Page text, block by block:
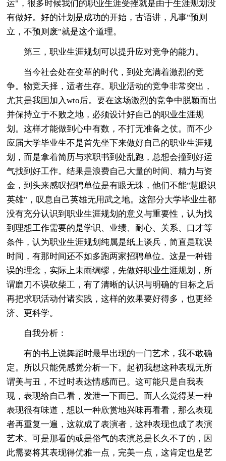
运"，很多时候我们的职业生涯受挫就是由于生涯规划没
有做好。好的计划是成功的开始，古语讲，凡事"预则
立，不预则废"就是这个道理。
第三，职业生涯规划可以提升应对竞争的能力。
当今社会处在变革的时代，到处充满着激烈的竞
争。物竞天择，适者生存。职业活动的竞争非常突出，
尤其是我国加入wto后。要在这场激烈的竞争中脱颖而出
并保持立于不败之地，必须设计好自己的职业生涯规
划。这样才能做到心中有数，不打无准备之仗。而不少
应届大学毕业生不是首先坐下来做好自己的职业生涯规
划，而是拿着简历与求职书到处乱跑，总想会撞到好运
气找到好工作。结果是浪费自己大量的时间、精力与资
金，到头来感叹招聘单位是有眼无珠，他们不能"慧眼识
英雄"，叹息自己英雄无用武之地。这部分大学毕业生都
没有充分认识到职业生涯规划的意义与重要性，认为找
到理想工作需要的是学识、业绩、耐心、关系、口才等
条件，认为职业生涯规划纯属是纸上谈兵，简直是耽误
时间，有那时间还不如多跑两家招聘单位。这是一种错
误的理念，实际上未雨绸缪，先做好职业生涯规划，所
谓磨刀不误砍柴工，有了清晰的认识与明确的'目标之后
再把求职活动付诸实践，这样的效果要好得多，也更经
济、更科学。
自我分析：
有的书上说舞蹈时最早出现的一门艺术，我不敢确
定。所以只能凭感觉分析一下。起初我想这种表现无所
谓美与丑，不过时表达情感而已。这可能只是自我表
现，表现给自己看，发泄一下而已。而人么觉得某一种
表现很有味道，想以一种欣赏地兴味再看看，那么表现
者再重复一遍，这就成了表演者，这种表现也成了表演
艺术。可是那看的或是俗气的表演总是长久不了的，因
此需要将其表现得优雅一点，完美一点，这肯定也是艺